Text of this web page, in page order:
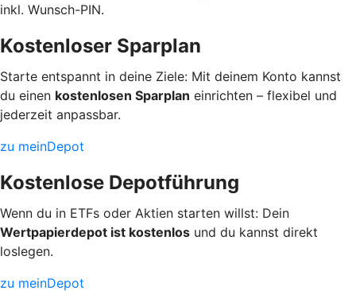
inkl. Wunsch-PIN.
Kostenloser Sparplan
Starte entspannt in deine Ziele: Mit deinem Konto kannst
du einen kostenlosen Sparplan einrichten – flexibel und
jederzeit anpassbar.
zu meinDepot
Kostenlose Depotführung
Wenn du in ETFs oder Aktien starten willst: Dein
Wertpapierdepot ist kostenlos und du kannst direkt
loslegen.
zu meinDepot